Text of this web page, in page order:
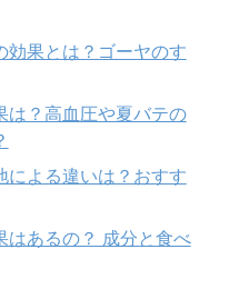
効果とは？ゴーヤのす
は？高血圧や夏バテの
による違いは？おすす
はあるの？ 成分と食べ